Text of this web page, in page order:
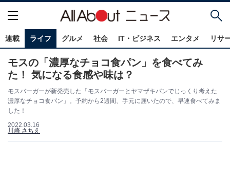
連載 ライフ グルメ 社会 IT・ビジネス エンタメ リサ
モスの「濃厚なチョコ食パン」を食べてみ
た！ 気になる食感や味は？
モスバーガーが新発売した「モスバーガーとヤマザキパンでじっくり考えた
濃厚なチョコ食パン」。予約から2週間、手元に届いたので、早速食べてみま
した！
2022.03.16
川崎 さちえ